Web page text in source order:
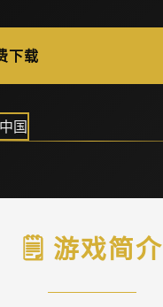
下载
🗒️ 游戏简介